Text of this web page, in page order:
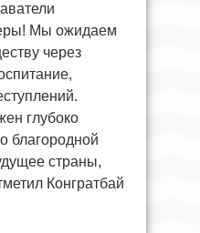
Мы ожидаем
через
глубоко
благородной
страны,
Конгратбай